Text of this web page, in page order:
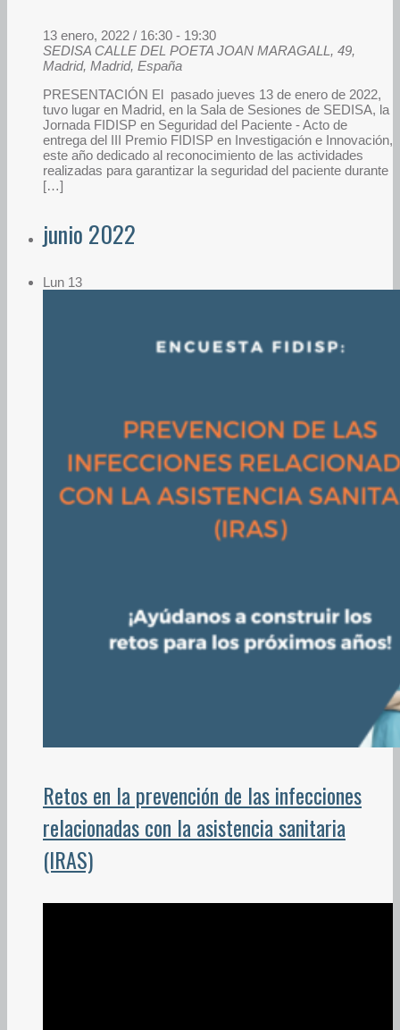
13 enero, 2022 / 16:30 - 19:30
SEDISA CALLE DEL POETA JOAN MARAGALL, 49,
Madrid, Madrid, España
PRESENTACIÓN El pasado jueves 13 de enero de 2022,
tuvo lugar en Madrid, en la Sala de Sesiones de SEDISA, la
Jornada FIDISP en Seguridad del Paciente - Acto de
entrega del III Premio FIDISP en Investigación e Innovación,
este año dedicado al reconocimiento de las actividades
realizadas para garantizar la seguridad del paciente durante
[…]
junio 2022
Lun 13
Retos en la prevención de las infecciones
relacionadas con la asistencia sanitaria
(IRAS)